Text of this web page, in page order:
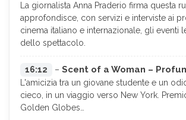
La giornalista Anna Praderio firma questa
approfondisce, con servizi e interviste ai
cinema italiano e internazionale, gli eventi
dello spettacolo.
16:12 – Scent of a Woman –
L'amicizia tra un giovane studente e un
cieco, in un viaggio verso New York.
Golden Globes…